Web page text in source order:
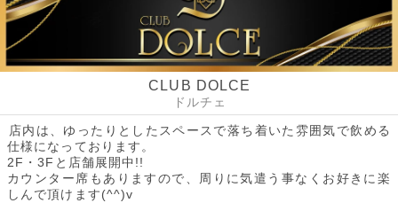
CLUB DOLCE
ドルチェ
店内は、ゆったりとしたスペースで落ち着いた雰囲気で飲める
仕様になっております。
2F・3Fと店舗展開中!!
カウンター席もありますので、周りに気遣う事なくお好きに楽
しんで頂けます(^^)v